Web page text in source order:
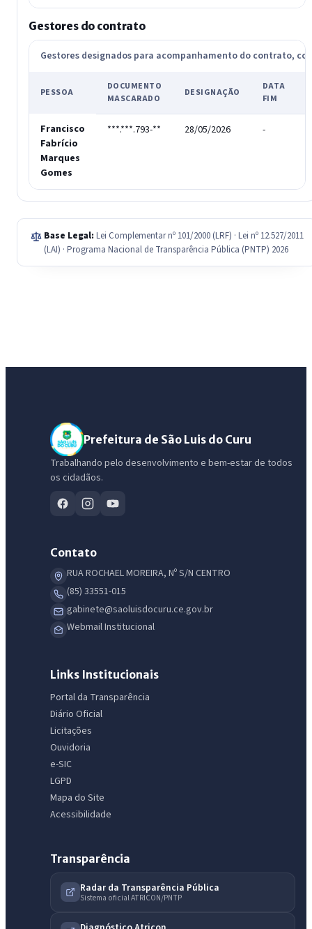
Gestores do contrato
Gestores designados para acompanhamento do contrato,
PESSOA
DOCUMENTO
MASCARADO
DESIGNAÇÃO
DATA
FIM
Francisco
Fabrício
Marques
Gomes
***.***.793-** 28/05/2026 -
Base Legal: Lei Complementar nº 101/2000 (LRF) · Lei nº 12.527/2011
(LAI) · Programa Nacional de Transparência Pública (PNTP) 2026
Prefeitura de São Luis do Curu
Trabalhando pelo desenvolvimento e bem-estar de todos
os cidadãos.
Contato
RUA ROCHAEL MOREIRA, Nº S/N CENTRO
(85) 33551-015
gabinete@saoluisdocuru.ce.gov.br
Webmail Institucional
Links Institucionais
Portal da Transparência
Diário Oficial
Licitações
Ouvidoria
e-SIC
LGPD
Mapa do Site
Acessibilidade
Transparência
Radar da Transparência Pública
Sistema oficial ATRICON/PNTP